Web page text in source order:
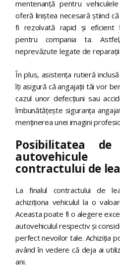
mentenanță pentru
oferă liniștea necesară știind
fi rezolvată rapid și eficient
pentru compania ta.
neprevăzute legate de
În plus, asistența rutieră
îți asigură că angajații tăi vor
cazul unor defecțiuni sau
îmbunătățește siguranța
menținerea unei imagini
Posibilitatea
contractului de
La finalul contractului de
achiziționa vehiculul la o
Aceasta poate fi o alegere
autovehiculul respectiv și
perfect nevoilor tale. Achiziția
având în vedere că deja ai
ani.